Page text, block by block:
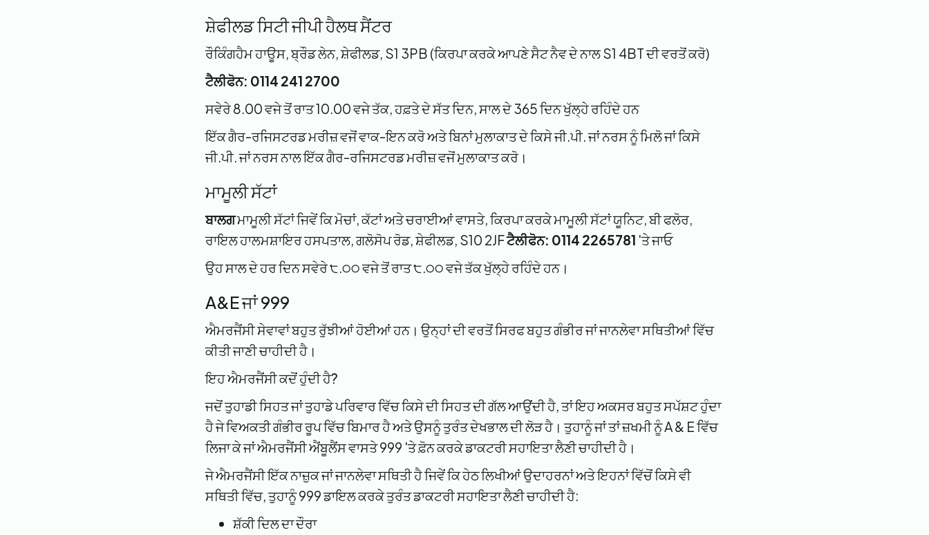
ਸ਼ੇਫੀਲਡ ਸਿਟੀ ਜੀਪੀ ਹੈਲਥ ਸੈਂਟਰ
ਰੌਕਿੰਗਹੈਮ ਹਾਊਸ, ਬ੍ਰੌਡ ਲੇਨ, ਸ਼ੇਫੀਲਡ, S1 3PB (ਕਿਰਪਾ ਕਰਕੇ ਆਪਣੇ ਸੈਟ ਨੈਵ ਦੇ ਨਾਲ S1 4BT ਦੀ ਵਰਤੋਂ ਕਰੋ)
ਟੈਲੀਫੋਨ: 0114 241 2700
ਸਵੇਰੇ 8.00 ਵਜੇ ਤੋਂ ਰਾਤ 10.00 ਵਜੇ ਤੱਕ, ਹਫ਼ਤੇ ਦੇ ਸੱਤ ਦਿਨ, ਸਾਲ ਦੇ 365 ਦਿਨ ਖੁੱਲ੍ਹੇ ਰਹਿੰਦੇ ਹਨ
ਇੱਕ ਗੈਰ-ਰਜਿਸਟਰਡ ਮਰੀਜ਼ ਵਜੋਂ ਵਾਕ-ਇਨ ਕਰੋ ਅਤੇ ਬਿਨਾਂ ਮੁਲਾਕਾਤ ਦੇ ਕਿਸੇ ਜੀ.ਪੀ. ਜਾਂ ਨਰਸ ਨੂੰ ਮਿਲੋ ਜਾਂ ਕਿਸੇ
ਜੀ.ਪੀ. ਜਾਂ ਨਰਸ ਨਾਲ ਇੱਕ ਗੈਰ-ਰਜਿਸਟਰਡ ਮਰੀਜ਼ ਵਜੋਂ ਮੁਲਾਕਾਤ ਕਰੋ।
ਮਾਮੂਲੀ ਸੱਟਾਂ
ਬਾਲਗਮਾਮੂਲੀ ਸੱਟਾਂ ਜਿਵੇਂ ਕਿ ਮੋਚਾਂ, ਕੱਟਾਂ ਅਤੇ ਚਰਾਈਆਂ ਵਾਸਤੇ, ਕਿਰਪਾ ਕਰਕੇ ਮਾਮੂਲੀ ਸੱਟਾਂ ਯੂਨਿਟ, ਬੀ ਫਲੋਰ,
ਰਾਇਲ ਹਾਲਮਸ਼ਾਇਰ ਹਸਪਤਾਲ, ਗਲੋਸੋਪ ਰੋਡ, ਸ਼ੇਫੀਲਡ, S10 2JFਟੈਲੀਫੋਨ: 0114 2265781 'ਤੇ ਜਾਓ
ਉਹ ਸਾਲ ਦੇ ਹਰ ਦਿਨ ਸਵੇਰੇ ੮.੦੦ ਵਜੇ ਤੋਂ ਰਾਤ ੮.੦੦ ਵਜੇ ਤੱਕ ਖੁੱਲ੍ਹੇ ਰਹਿੰਦੇ ਹਨ।
A&E ਜਾਂ 999
ਐਮਰਜੈਂਸੀ ਸੇਵਾਵਾਂ ਬਹੁਤ ਰੁੱਝੀਆਂ ਹੋਈਆਂ ਹਨ। ਉਨ੍ਹਾਂ ਦੀ ਵਰਤੋਂ ਸਿਰਫ ਬਹੁਤ ਗੰਭੀਰ ਜਾਂ ਜਾਨਲੇਵਾ ਸਥਿਤੀਆਂ ਵਿੱਚ
ਕੀਤੀ ਜਾਣੀ ਚਾਹੀਦੀ ਹੈ।
ਇਹ ਐਮਰਜੈਂਸੀ ਕਦੋਂ ਹੁੰਦੀ ਹੈ?
ਜਦੋਂ ਤੁਹਾਡੀ ਸਿਹਤ ਜਾਂ ਤੁਹਾਡੇ ਪਰਿਵਾਰ ਵਿੱਚ ਕਿਸੇ ਦੀ ਸਿਹਤ ਦੀ ਗੱਲ ਆਉਂਦੀ ਹੈ, ਤਾਂ ਇਹ ਅਕਸਰ ਬਹੁਤ ਸਪੱਸ਼ਟ ਹੁੰਦਾ
ਹੈ ਜੇ ਵਿਅਕਤੀ ਗੰਭੀਰ ਰੂਪ ਵਿੱਚ ਬਿਮਾਰ ਹੈ ਅਤੇ ਉਸਨੂੰ ਤੁਰੰਤ ਦੇਖਭਾਲ ਦੀ ਲੋੜ ਹੈ। ਤੁਹਾਨੂੰ ਜਾਂ ਤਾਂ ਜ਼ਖਮੀ ਨੂੰ A & E ਵਿੱਚ
ਲਿਜਾ ਕੇ ਜਾਂ ਐਮਰਜੈਂਸੀ ਐਂਬੂਲੈਂਸ ਵਾਸਤੇ 999 'ਤੇ ਫ਼ੋਨ ਕਰਕੇ ਡਾਕਟਰੀ ਸਹਾਇਤਾ ਲੈਣੀ ਚਾਹੀਦੀ ਹੈ।
ਜੇ ਐਮਰਜੈਂਸੀ ਇੱਕ ਨਾਜ਼ੁਕ ਜਾਂ ਜਾਨਲੇਵਾ ਸਥਿਤੀ ਹੈ ਜਿਵੇਂ ਕਿ ਹੇਠ ਲਿਖੀਆਂ ਉਦਾਹਰਨਾਂ ਅਤੇ ਇਹਨਾਂ ਵਿੱਚੋਂ ਕਿਸੇ ਵੀ
ਸਥਿਤੀ ਵਿੱਚ, ਤੁਹਾਨੂੰ 999 ਡਾਇਲ ਕਰਕੇ ਤੁਰੰਤ ਡਾਕਟਰੀ ਸਹਾਇਤਾ ਲੈਣੀ ਚਾਹੀਦੀ ਹੈ:
ਸ਼ੱਕੀ ਦਿਲ ਦਾ ਦੌਰਾ